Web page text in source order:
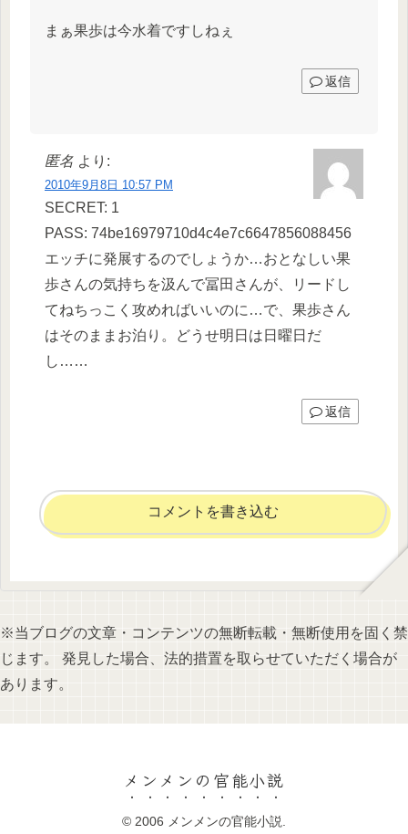
まぁ果歩は今水着ですしねぇ
返信
匿名 より:
2010年9月8日 10:57 PM
SECRET: 1
PASS: 74be16979710d4c4e7c6647856088456
エッチに発展するのでしょうか…おとなしい果
歩さんの気持ちを汲んで冨田さんが、リードし
てねちっこく攻めればいいのに…で、果歩さん
はそのままお泊り。どうせ明日は日曜日だ
し……
返信
コメントを書き込む
※当ブログの文章・コンテンツの無断転載・無断使用を固く禁
じます。 発見した場合、法的措置を取らせていただく場合が
あります。
メンメンの官能小説
© 2006 メンメンの官能小説.